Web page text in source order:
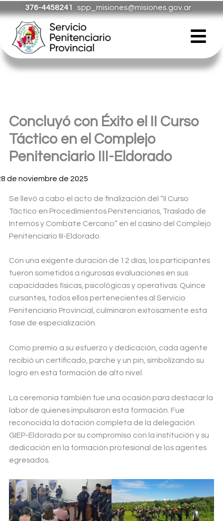
al
contenido
376-4458241 spp_misiones@misiones.gov.ar
Concluyó con Éxito el II Curso
Táctico en el Complejo
Penitenciario III-Eldorado
de noviembre de 2025
Se llevó a cabo el acto de finalización del “II Curso
Táctico en Procedimientos Penitenciarios, Traslado de
Internos y Combate Cercano” en el casino del Complejo
Penitenciario III-Eldorado.
Con una exigente duración de 12 días, los participantes
fueron sometidos a rigurosas evaluaciones en sus
capacidades físicas, psicológicas y operativas. Quince
cursantes, todos ellos pertenecientes al Servicio
Penitenciario Provincial, culminaron exitosamente esta
fase de especialización.
Como premio a su esfuerzo y dedicación, cada agente
recibió un certificado, parche y un pin, simbolizando su
logro en esta formación de alto nivel.
La ceremonia también fue una ocasión para destacar la
labor de quienes impulsaron esta formación. Fue
reconocida la dotación completa de la delegación
GIEP-Eldorado por su compromiso con la institución y su
dedicación en la formación profesional de los agentes
egresados.